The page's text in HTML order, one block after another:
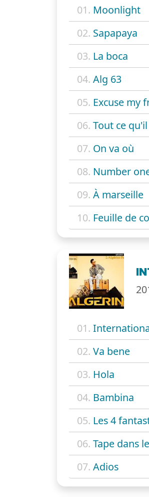
01. Moonlight
02. Sapapaya
03. La boca
04. Alg 63
05. Excuse my
06. Tout ce
07. On va où
08. Number
09. À marseille
10. Feuille de
01.
02. Va bene
03. Hola
04. Bambina
05. Les 4
06. Tape dans
07. Adios